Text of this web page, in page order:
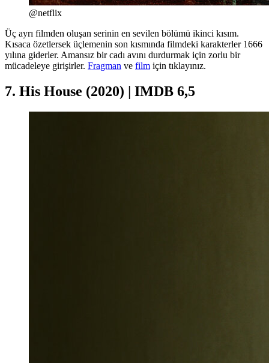
@netflix
Üç ayrı filmden oluşan serinin en sevilen bölümü ikinci kısım.
Kısaca özetlersek üçlemenin son kısmında filmdeki karakterler 1666
yılına giderler. Amansız bir cadı avını durdurmak için zorlu bir
mücadeleye girişirler. Fragman ve film için tıklayınız.
7. His House (2020) | IMDB 6,5